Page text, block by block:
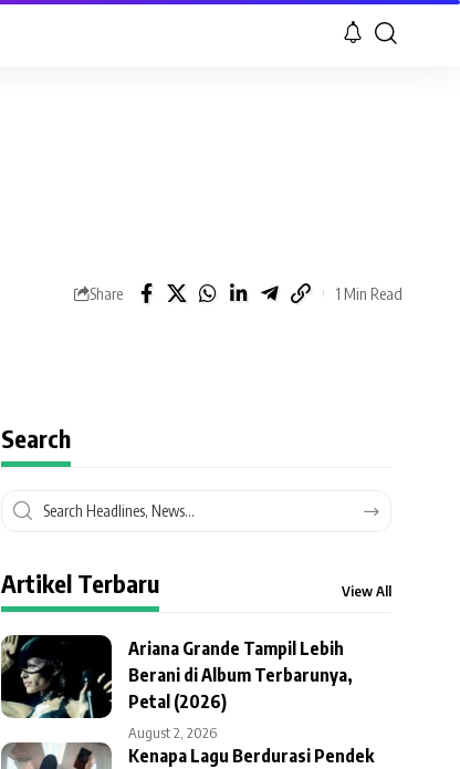
Share 1 Min Read
Search
Artikel Terbaru View All
Ariana Grande Tampil Lebih
Berani di Album Terbarunya,
Petal (2026)
August 2, 2026
Kenapa Lagu Berdurasi Pendek